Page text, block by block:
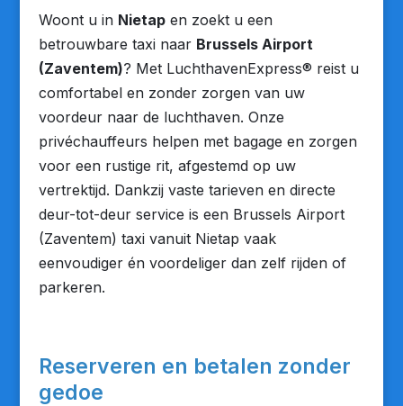
Woont u in Nietapen zoekt u een
betrouwbare taxi naar Brussels Airport
(Zaventem)? Met LuchthavenExpress® reist u
comfortabel en zonder zorgen van uw
voordeur naar de luchthaven. Onze
privéchauffeurs helpen met bagage en zorgen
voor een rustige rit, afgestemd op uw
vertrektijd. Dankzij vaste tarieven en directe
deur-tot-deur service is een Brussels Airport
(Zaventem) taxi vanuit Nietap vaak
eenvoudiger én voordeliger dan zelf rijden of
parkeren.
Reserveren en betalen zonder
gedoe